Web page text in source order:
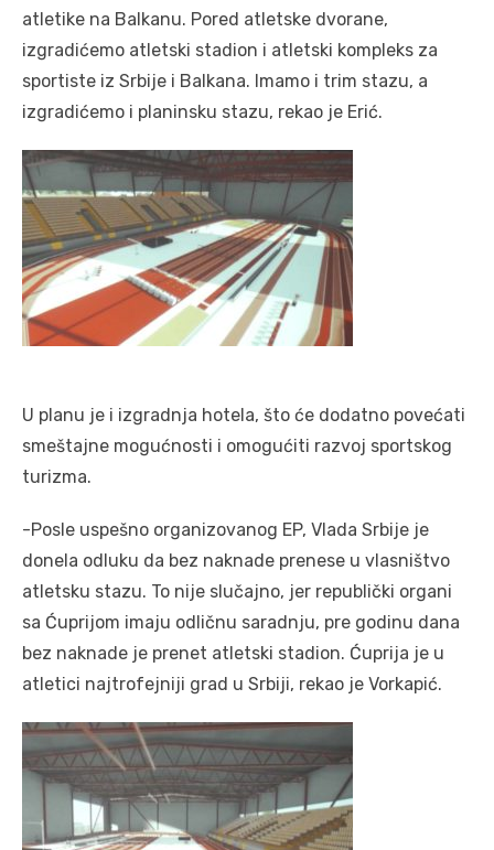
atletike na Balkanu. Pored atletske dvorane,
izgradićemo atletski stadion i atletski kompleks za
sportiste iz Srbije i Balkana. Imamo i trim stazu, a
izgradićemo i planinsku stazu, rekao je Erić.
U planu je i izgradnja hotela, što će dodatno povećati
smeštajne mogućnosti i omogućiti razvoj sportskog
turizma.
-Posle uspešno organizovanog EP, Vlada Srbije je
donela odluku da bez naknade prenese u vlasništvo
atletsku stazu. To nije slučajno, jer republički organi
sa Ćuprijom imaju odličnu saradnju, pre godinu dana
bez naknade je prenet atletski stadion. Ćuprija je u
atletici najtrofejniji grad u Srbiji, rekao je Vorkapić.